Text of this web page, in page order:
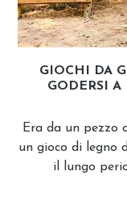
GIOCHI DA
GODERSI
Era da un pezzo
un gioco di legno
il lungo